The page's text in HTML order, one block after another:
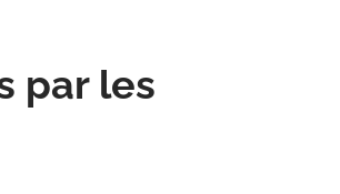
par les